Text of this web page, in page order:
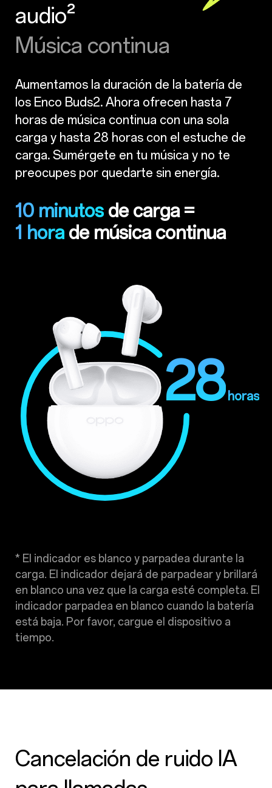
audio²
Música continua
Aumentamos la duración de la batería de
los Enco Buds2. Ahora ofrecen hasta 7
horas de música continua con una sola
carga y hasta 28 horas con el estuche de
carga. Sumérgete en tu música y no te
preocupes por quedarte sin energía.
10 minutosde carga =
1 horade música continua
* El indicador es blanco y parpadea durante la
carga. El indicador dejará de parpadear y brillará
en blanco una vez que la carga esté completa. El
indicador parpadea en blanco cuando la batería
está baja. Por favor, cargue el dispositivo a
tiempo.
28horas
Cancelación de ruido IA